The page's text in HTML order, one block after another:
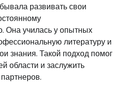
развивать свои
Она училась у опытных
литературу и
знания. Такой подход помог
области и заслужить